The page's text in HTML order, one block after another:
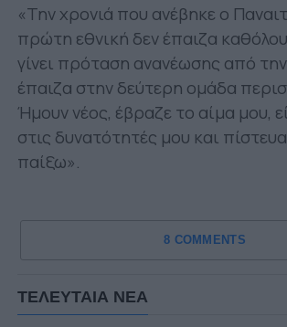
«Την χρονιά που ανέβηκε ο
πρώτη εθνική δεν έπαιζα
γίνει πρόταση ανανέωσης από
έπαιζα στην δεύτερη ομάδα
Ήμουν νέος, έβραζε το αίμα μου,
στις δυνατότητές μου και
παίξω».
8 COMMENTS
ΤΕΛΕΥΤΑΙΑ ΝΕΑ